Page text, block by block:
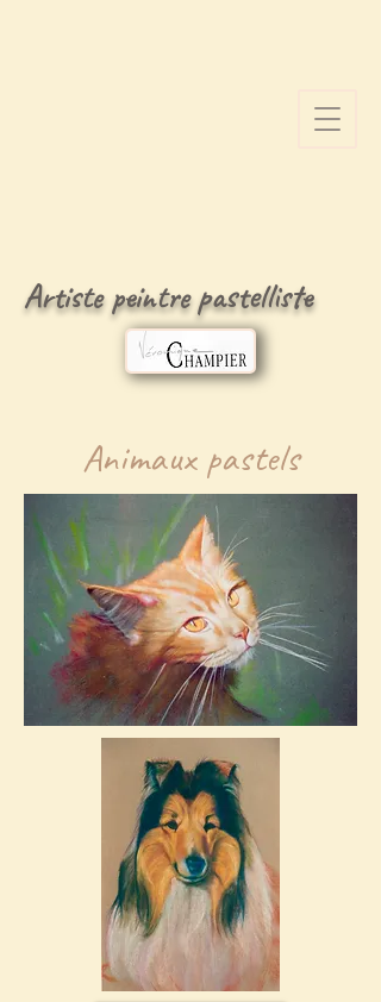
Artiste peintre pastelliste
Animaux pastels